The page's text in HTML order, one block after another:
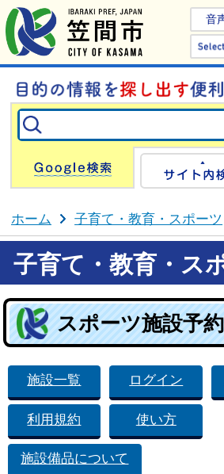
音
Google検
ホーム 子育て・教育・スポーツ
子育て・教育・ス
スポーツ施設予約
施設一覧 ログイン
利用規約 使い方
施設備品について